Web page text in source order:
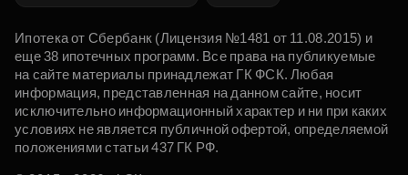
Ипотека от Сбербанк (Лицензия №1481 от 11.08.2015) и
еще 38 ипотечных программ. Все права на публикуемые
на сайте материалы принадлежат ГК ФСК. Любая
информация, представленная на данном сайте, носит
исключительно информационный характер и ни при каких
условиях не является публичной офертой, определяемой
положениями статьи 437 ГК РФ.